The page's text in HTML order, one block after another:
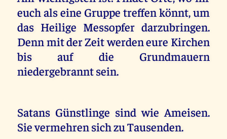
euch als eine Gruppe treffen könnt, um
das Heilige Messopfer darzubringen.
Denn mit der Zeit werden eure Kirchen
bis auf die Grundmauern
niedergebrannt sein.
Satans Günstlinge sind wie Ameisen.
Sie vermehren sich zu Tausenden.